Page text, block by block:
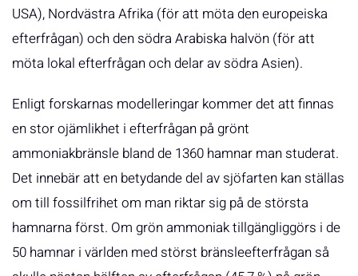
USA), Nordvästra Afrika (för att möta den europeiska
efterfrågan) och den södra Arabiska halvön (för att
möta lokal efterfrågan och delar av södra Asien).
Enligt forskarnas modelleringar kommer det att finnas
en stor ojämlikhet i efterfrågan på grönt
ammoniakbränsle bland de 1360 hamnar man studerat.
Det innebär att en betydande del av sjöfarten kan ställas
om till fossilfrihet om man riktar sig på de största
hamnarna först. Om grön ammoniak tillgängliggörs i de
50 hamnar i världen med störst bränsleefterfrågan så